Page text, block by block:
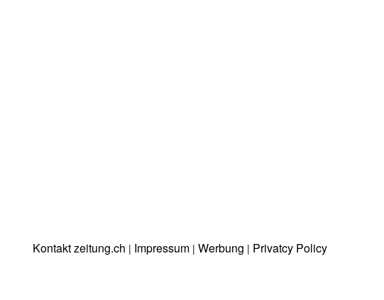
Kontakt zeitung.ch | Impressum| Werbung | Privatcy Policy